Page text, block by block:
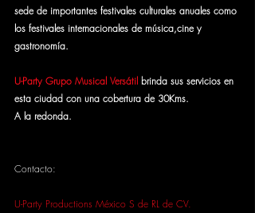
sede de importantes festivales culturales anuales como
los festivales internacionales de música,cine y
gastronomía.
U-Party Grupo Musical Versátil brinda sus servicios en
esta ciudad con una cobertura de 30Kms.
A la redonda.
Contacto:
U-Party Productions México S de RL de CV.